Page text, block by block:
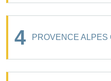
4 PROVENCE ALPES